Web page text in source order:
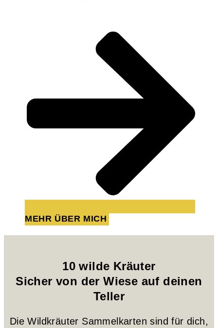
MEHR ÜBER MICH
10 wilde Kräuter
Sicher von der Wiese auf deinen
Teller
Die Wildkräuter Sammelkarten sind für dich,